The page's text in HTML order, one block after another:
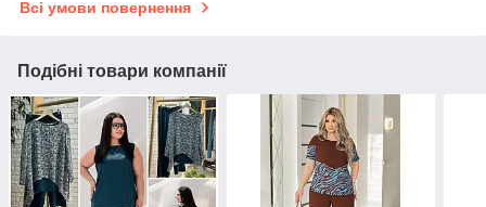
Всі умови повернення
Подібні товари компанії